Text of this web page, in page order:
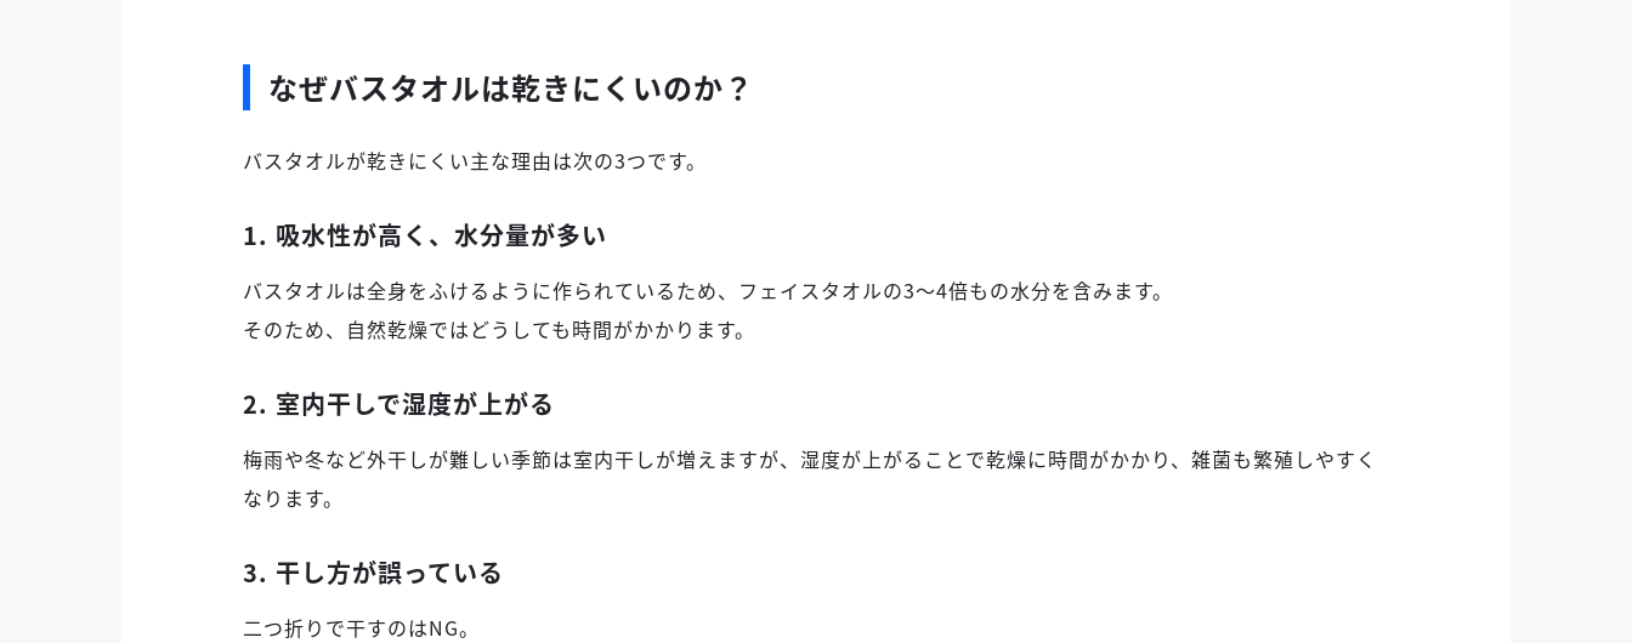
なぜバスタオルは乾きにくいのか？
バスタオルが乾きにくい主な理由は次の3つです。
1. 吸水性が高く、水分量が多い
バスタオルは全身をふけるように作られているため、フェイスタオルの3〜4倍もの水分を含みます。
そのため、自然乾燥ではどうしても時間がかかります。
2. 室内干しで湿度が上がる
梅雨や冬など外干しが難しい季節は室内干しが増えますが、湿度が上がることで乾燥に時間がかかり、雑菌も繁殖しやすく
なります。
3. 干し方が誤っている
二つ折りで干すのはNG。